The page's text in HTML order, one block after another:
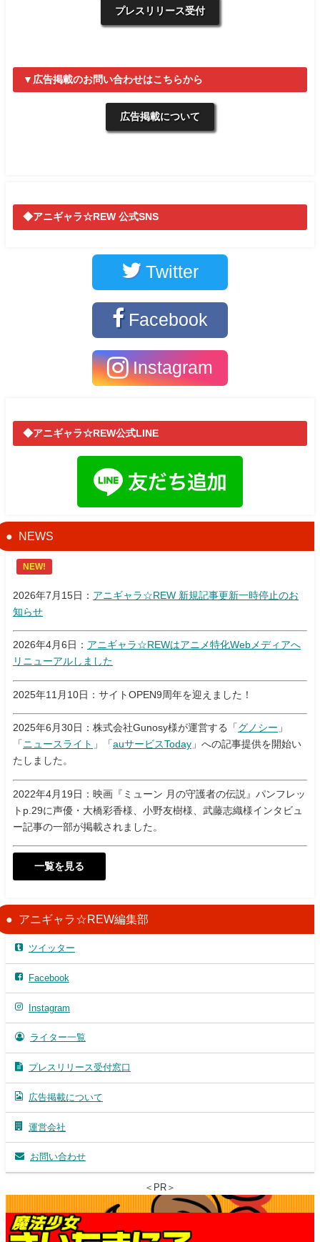
プレスリリース受付
▼広告掲載のお問い合わせはこちらから
広告掲載について
◆アニギャラ☆REW 公式SNS
Twitter
Facebook
Instagram
◆アニギャラ☆REW公式LINE
NEWS
NEW!
2026年7月15日： アニギャラ☆REW 新規記事更新一時停止のお
知らせ
2026年4月6日： アニギャラ☆REWはアニメ特化Webメディアへ
リニューアルしました
2025年11月10日：サイトOPEN9周年を迎えました！
2025年6月30日：株式会社Gunosy様が運営する「 グノシー 」
「 ニュースライト 」「 auサービスToday 」への記事提供を開始い
たしました。
2022年4月19日：映画『ミューン 月の守護者の伝説』パンフレッ
トp.29に声優・大橋彩香様、小野友樹様、武藤志織様インタビュ
ー記事の一部が掲載されました。
一覧を見る
アニギャラ☆REW編集部
ツイッター
Facebook
Instagram
ライター一覧
プレスリリース受付窓口
広告掲載について
運営会社
お問い合わせ
＜PR＞